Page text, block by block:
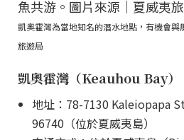
凱奧霍灣為當地知名的潛水地點，有機會
旅遊局
凱奧霍灣（Keauhou Bay）
地址：78-7130 Kaleiopapa
96740（位於夏威夷島）